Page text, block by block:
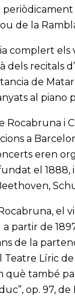
de la
complert els
dels recitals
de
al piano
Rocabruna i
a
eren
el
el
a partir de
de la
Teatre Líric
què també
op. 97,